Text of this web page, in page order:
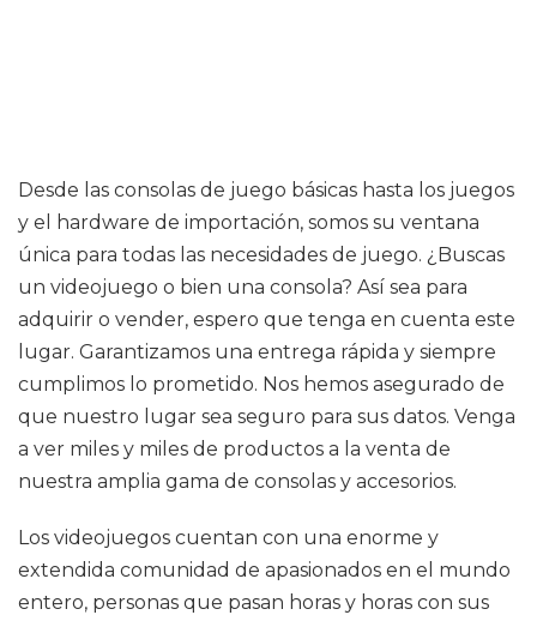
Desde las consolas de juego básicas hasta los juegos
y el hardware de importación, somos su ventana
única para todas las necesidades de juego. ¿Buscas
un videojuego o bien una consola? Así sea para
adquirir o vender, espero que tenga en cuenta este
lugar. Garantizamos una entrega rápida y siempre
cumplimos lo prometido. Nos hemos asegurado de
que nuestro lugar sea seguro para sus datos. Venga
a ver miles y miles de productos a la venta de
nuestra amplia gama de consolas y accesorios.
Los videojuegos cuentan con una enorme y
extendida comunidad de apasionados en el mundo
entero, personas que pasan horas y horas con sus